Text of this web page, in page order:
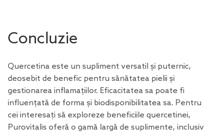
Concluzie
Quercetina este un supliment versatil și puternic,
deosebit de benefic pentru sănătatea pielii și
gestionarea inflamațiilor. Eficacitatea sa poate fi
influențată de forma și biodisponibilitatea sa. Pentru
cei interesați să exploreze beneficiile quercetinei,
Purovitalis oferă o gamă largă de suplimente, inclusiv